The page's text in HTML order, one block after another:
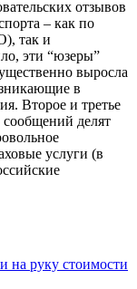
отзывов
– как по
так и
эти “юзеры”
выросла
в
Второе и третье
делят
услуги (в
на руку стоимости